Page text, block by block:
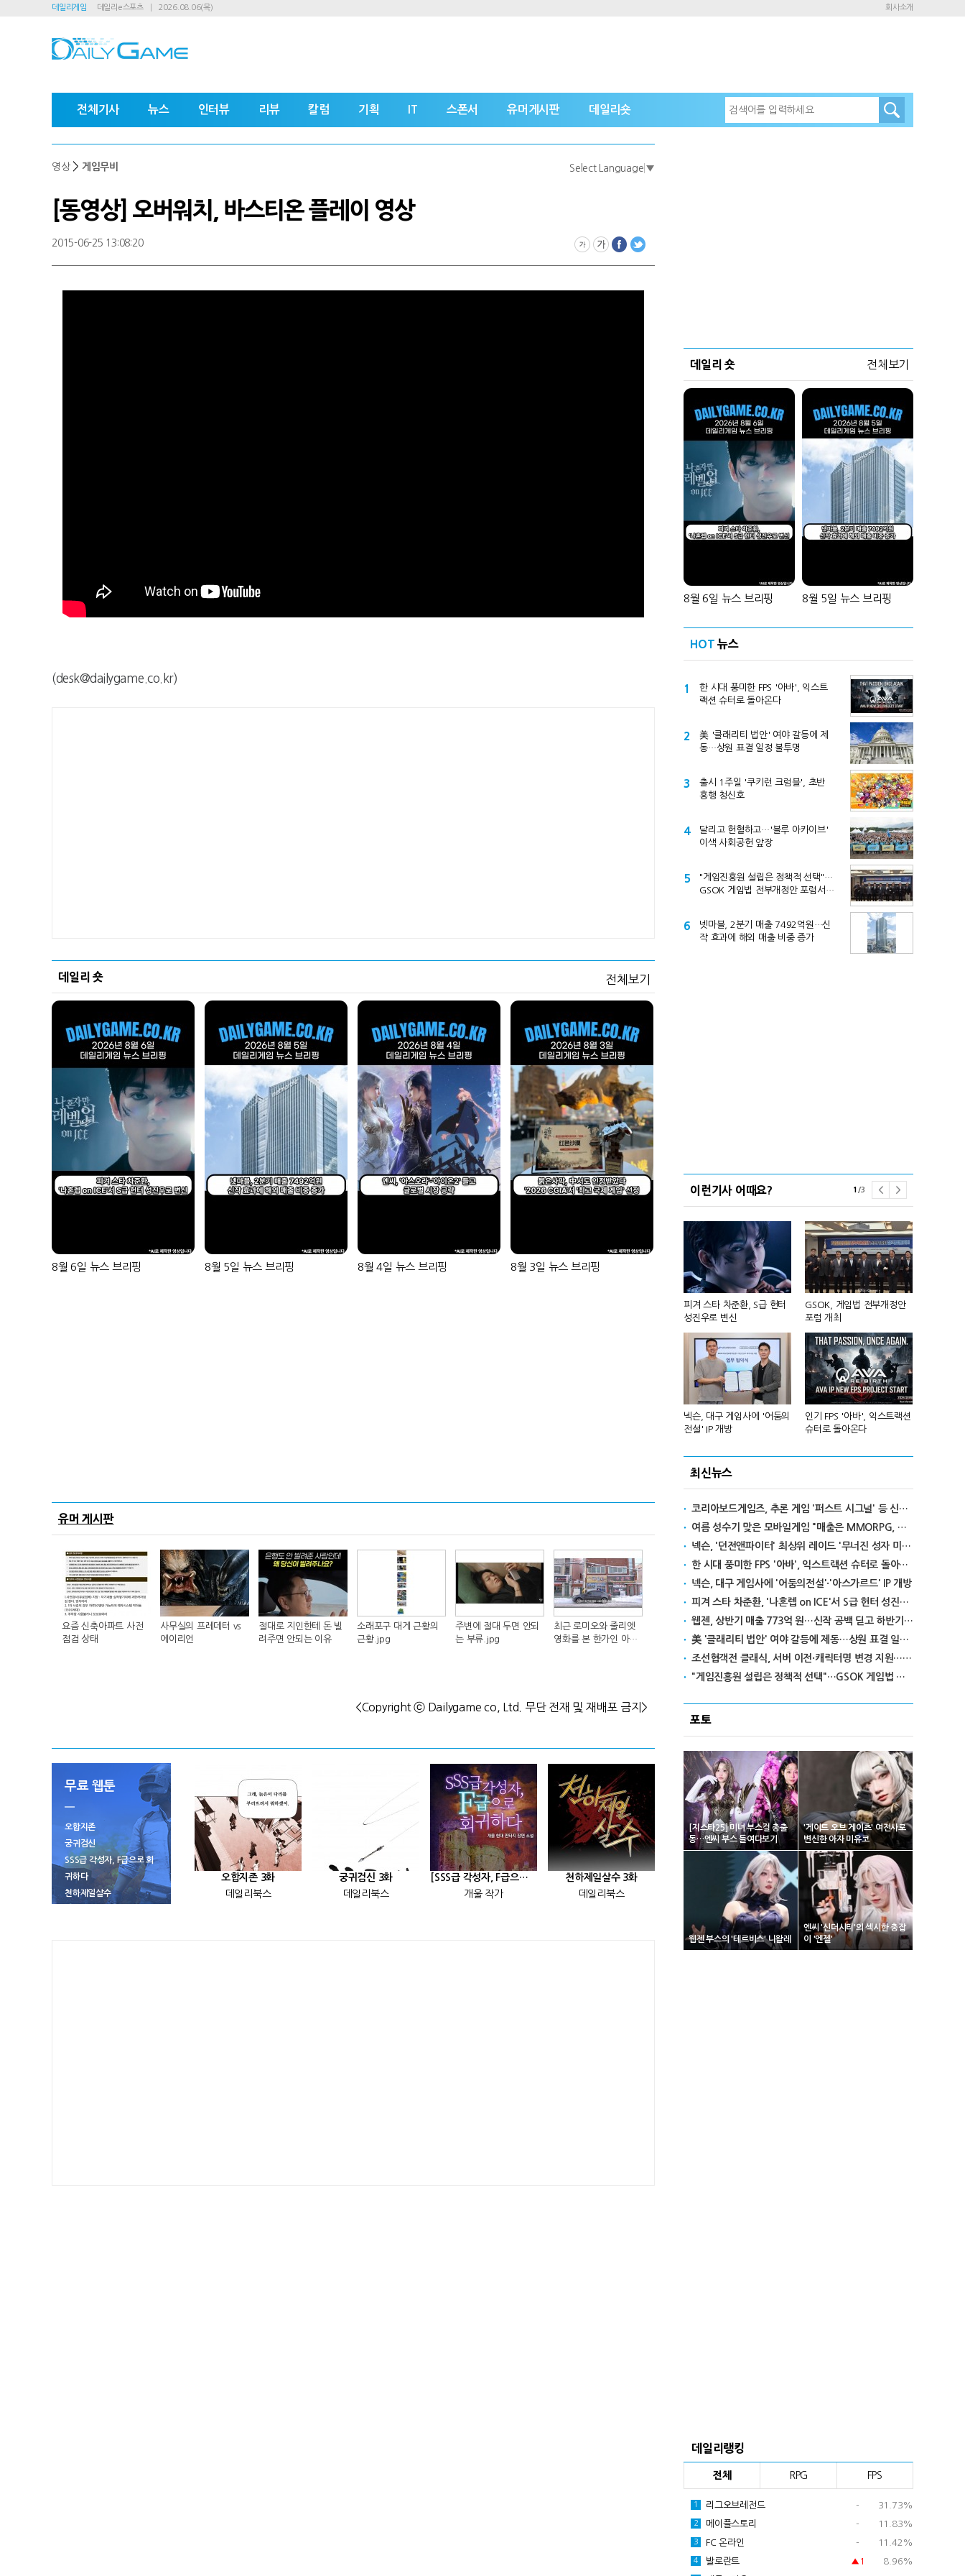
데일리게임 데일리e스포츠 2026.08.06(목) 회사소개
전체기사 뉴스 인터뷰 리뷰 칼럼 기획 IT 스폰서 유머게시판 데일리숏
영상> 게임무비 Select Language ▼
[동영상] 오버워치, 바스티온 플레이 영상
2015-06-25 13:08:20
(desk@dailygame.co.kr)
데일리 숏 전체보기
8월 6일 뉴스 브리핑 8월 5일 뉴스 브리핑 8월 4일 뉴스 브리핑 8월 3일 뉴스 브리핑
유머 게시판
요즘 신축아파트 사전
점검 상태
사무실의 프레데터 vs
에이리언
절대로 지인한테 돈 빌
려주면 안되는 이유
소래포구 대게 근황의
근황.jpg
주변에 절대 두면 안되
는 부류.jpg
최근 로미오와 줄리엣
영화를 본 한가인 아들
<Copyright ⓒ Dailygame co, Ltd. 무단 전재 및 재배포 금지>
무료 웹툰
오합지존
궁귀검신
SSS급 각성자, F급으로 회
귀하다
천하제일살수
오합지존 3화
데일리북스
궁귀검신 3화
데일리북스
[SSS급 각성자, F급으로 회귀하다] 25화
개울 작가
천하제일살수 3화
데일리북스
데일리 숏 전체보기
8월 6일 뉴스 브리핑 8월 5일 뉴스 브리핑
HOT 뉴스
1
한 시대 풍미한 FPS '아바', 익스트
랙션 슈터로 돌아온다
2
美 '클래리티 법안' 여야 갈등에 제
동…상원 표결 일정 불투명
3
출시 1주일 '쿠키런 크럼블', 초반
흥행 청신호
4
달리고 헌혈하고…'블루 아카이브'
이색 사회공헌 앞장
5
"게임진흥원 설립은 정책적 선택"…
GSOK 게임법 전부개정안 포럼서
6
넷마블, 2분기 매출 7492억원…신
작 효과에 해외 매출 비중 증가
이런기사 어때요? 1 /3
피겨 스타 차준환, S급 헌터
성진우로 변신
GSOK, 게임법 전부개정안
포럼 개최
넥슨, 대구 게임사에 '어둠의
전설' IP 개방
인기 FPS '아바', 익스트랙션
슈터로 돌아온다
최신뉴스
코리아보드게임즈, 추론 게임 '퍼스트 시그널' 등 신작 보드게임 4종 출시
여름 성수기 맞은 모바일게임 "매출은 MMORPG, 인기는 캐주얼"
넥슨, '던전앤파이터' 최상위 레이드 '무너진 성자 미카엘라' 업데이트
한 시대 풍미한 FPS '아바', 익스트랙션 슈터로 돌아온다
넥슨, 대구 게임사에 '어둠의전설'·'아스가르드' IP 개방
피겨 스타 차준환, '나혼렙 on ICE'서 S급 헌터 성진우로 변신
웹젠, 상반기 매출 773억 원…신작 공백 딛고 하반기 반전 노린다
美 '클래리티 법안' 여야 갈등에 제동…상원 표결 일정 불투명
조선협객전 클래식, 서버 이전·캐릭터명 변경 지원…'역질의 들판' 콘텐츠 확장
"게임진흥원 설립은 정책적 선택"…GSOK 게임법 전부개정안 포럼서 제기
포토
[지스타25] 미녀 부스걸 총출
동…엔씨 부스 들여다보기
'게이트 오브 게이츠' 여전사로
변신한 아자 미유코
웹젠 부스의 '테르비스' 니왈레
엔씨 '신더시티'의 섹시한 총잡
이 '엔젤'
데일리랭킹
전체 RPG FPS
1 리그오브레전드 - 31.73%
2 메이플스토리 - 11.83%
3 FC 온라인 - 11.42%
4 발로란트 ▲1 8.96%